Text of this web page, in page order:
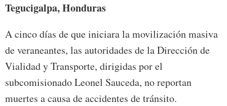
Tegucigalpa, Honduras
A cinco días de que iniciara la movilización masiva
de veraneantes, las autoridades de la Dirección de
Vialidad y Transporte, dirigidas por el
subcomisionado Leonel Sauceda, no reportan
muertes a causa de accidentes de tránsito.